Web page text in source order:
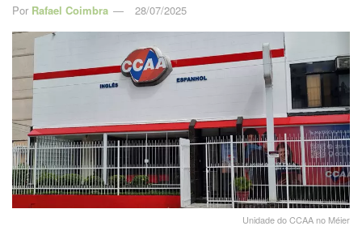
Por Rafael Coimbra 28/07/2025
Unidade do CCAA no Méier